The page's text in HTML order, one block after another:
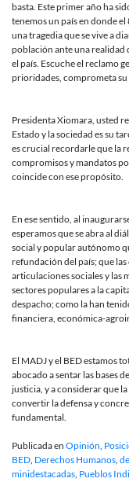
basta. Este primer año ha
tenemos un país en donde
una tragedia que se vive a
población ante una realidad
el país. Escuche el reclamo
prioridades, comprometa
Presidenta Xiomara, usted
Estado y la sociedad es su
es crucial recordarle que la
compromisos y mandatos
coincide con ese propósito.
En ese sentido, al
esperamos que se abra al
social y popular autónomo
refundación del país; que
articulaciones sociales y las
sectores populares a la
despacho; como la han
financiera, económica-
El MADJ y el BED estamos
abocado a sentar las bases
justicia, y a considerar que
convertir la defensa y
fundamental.
Publicada en Opinión,
BED, Derechos Humanos,
minidestacadas, Pueblos